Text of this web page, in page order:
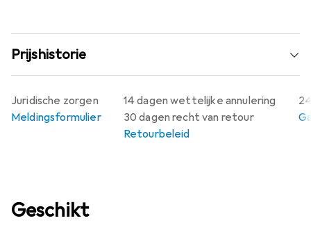
Prijshistorie
14 dagen wettelijke annulering
30 dagen recht van retour
Retourbeleid
Juridische zorgen
Meldingsformulier
Geschikt